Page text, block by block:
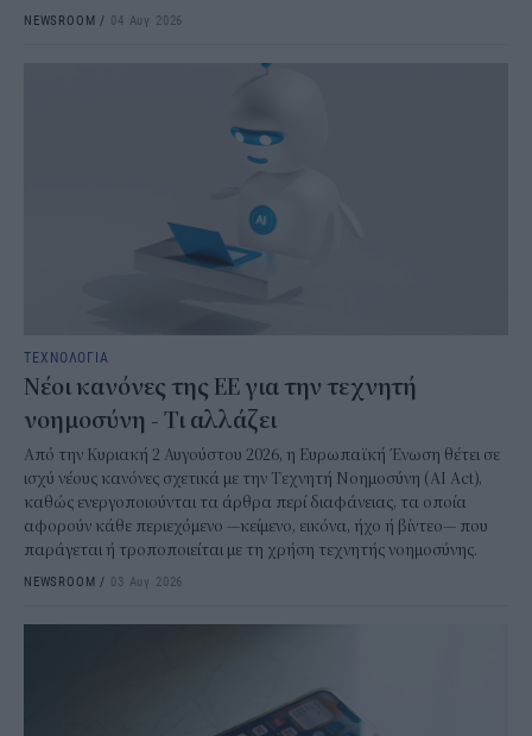
NEWSROOM / 04 Αυγ 2026
ΤΕΧΝΟΛΟΓΙΑ
Νέοι κανόνες της ΕΕ για την τεχνητή
νοημοσύνη - Τι αλλάζει
Από την Κυριακή 2 Αυγούστου 2026, η Ευρωπαϊκή Ένωση θέτει σε
ισχύ νέους κανόνες σχετικά με την Τεχνητή Νοημοσύνη (AI Act),
καθώς ενεργοποιούνται τα άρθρα περί διαφάνειας, τα οποία
αφορούν κάθε περιεχόμενο —κείμενο, εικόνα, ήχο ή βίντεο— που
παράγεται ή τροποποιείται με τη χρήση τεχνητής νοημοσύνης.
NEWSROOM / 03 Αυγ 2026